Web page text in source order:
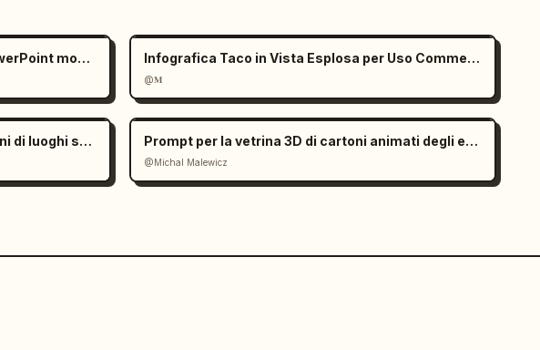
Converti immagine in diapositiva PowerPoint modificabile: prompt Infografica Taco in Vista Esplosa per Uso Commerciale
@𝐌
Prompt per la generazione di immagini di luoghi storici Prompt per la vetrina 3D di cartoni animati degli edifici più alti della città
@Michal Malewicz